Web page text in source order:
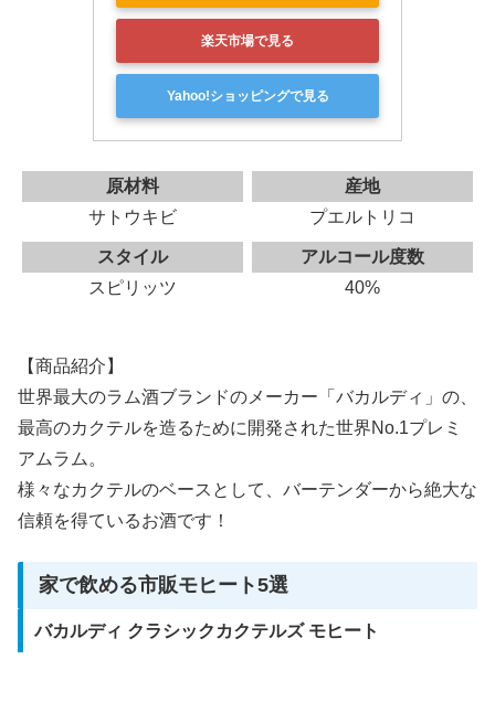
楽天市場で見る
Yahoo!ショッピングで見る
原材料
サトウキビ
産地
プエルトリコ
スタイル
スピリッツ
アルコール度数
40%
【商品紹介】
世界最大のラム酒ブランドのメーカー「バカルディ」の、
最高のカクテルを造るために開発された世界No.1プレミ
アムラム 。
様々なカクテルのベースとして、バーテンダーから絶大な
信頼を得ているお酒です！
家で飲める市販モヒート5選
バカルディ クラシックカクテルズ モヒート